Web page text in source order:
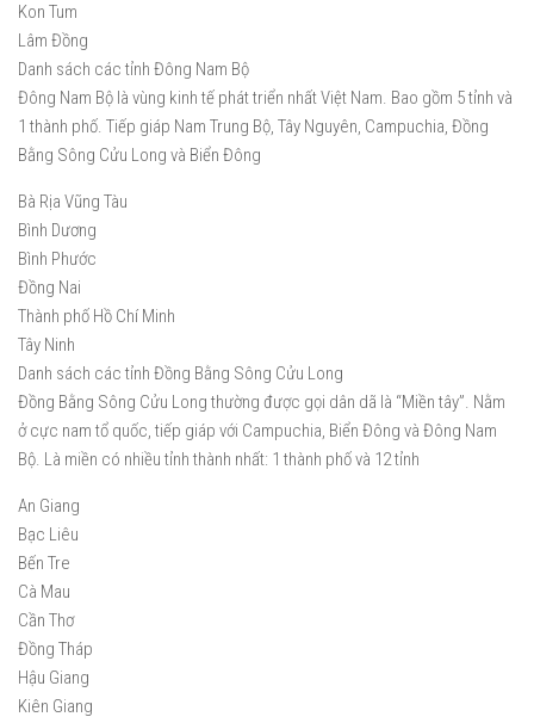
Kon Tum
Lâm Đồng
Danh sách các tỉnh Đông Nam Bộ
Đông Nam Bộ là vùng kinh tế phát triển nhất Việt Nam. Bao gồm 5 tỉnh và
1 thành phố. Tiếp giáp Nam Trung Bộ, Tây Nguyên, Campuchia, Đồng
Bằng Sông Cửu Long và Biển Đông
Bà Rịa Vũng Tàu
Bình Dương
Bình Phước
Đồng Nai
Thành phố Hồ Chí Minh
Tây Ninh
Danh sách các tỉnh Đồng Bằng Sông Cửu Long
Đồng Bằng Sông Cửu Long thường được gọi dân dã là “Miền tây”. Nằm
ở cực nam tổ quốc, tiếp giáp với Campuchia, Biển Đông và Đông Nam
Bộ. Là miền có nhiều tỉnh thành nhất: 1 thành phố và 12 tỉnh
An Giang
Bạc Liêu
Bến Tre
Cà Mau
Cần Thơ
Đồng Tháp
Hậu Giang
Kiên Giang